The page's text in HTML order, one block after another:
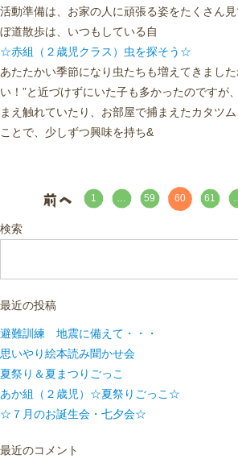
活動準備は、お家の人に頑張る姿をたくさん
ぼ道散歩は、いつもしている自
☆赤組（２歳児クラス）虫を探そう☆
あたたかい季節になり虫たちも増えてきまし
い！”と近づけずにいた子も多かったのですが
まえ触れていたり、お部屋で捕まえたカタツ
ことで、少しずつ興味を持ち&
1 … 59 60 61
検索
最近の投稿
避難訓練 地震に備えて・・・
思いやり絵本読み聞かせ会
夏祭り＆夏まつりごっこ
あか組（２歳児）☆夏祭りごっこ☆
☆７月のお誕生会・七夕会☆
最近のコメント